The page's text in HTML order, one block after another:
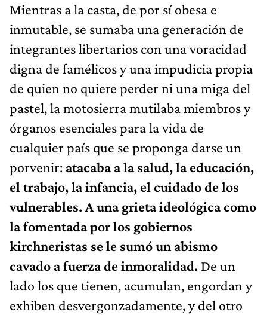
Mientras a la casta, de por sí obesa e
inmutable, se sumaba una generación de
integrantes libertarios con una voracidad
digna de famélicos y una impudicia propia
de quien no quiere perder ni una miga del
pastel, la motosierra mutilaba miembros y
órganos esenciales para la vida de
cualquier país que se proponga darse un
porvenir: atacaba a la salud, la educación,
el trabajo, la infancia, el cuidado de los
vulnerables. A una grieta ideológica como
la fomentada por los gobiernos
kirchneristas se le sumó un abismo
cavado a fuerza de inmoralidad. De un
lado los que tienen, acumulan, engordan y
exhiben desvergonzadamente, y del otro